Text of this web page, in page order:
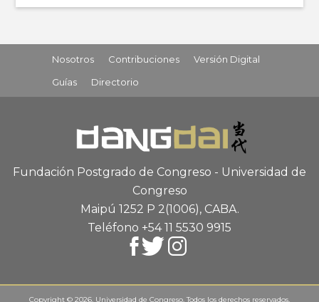
Nosotros Contribuciones
Versión Digital
Guías
Directorio
Fundación Postgrado de Congreso - Universidad de
Congreso
Maipú 1252 P 2(1006), CABA.
Teléfono +54 11 5530 9915
Copyright © 2026. Universidad de Congreso. Todos los derechos reservados.